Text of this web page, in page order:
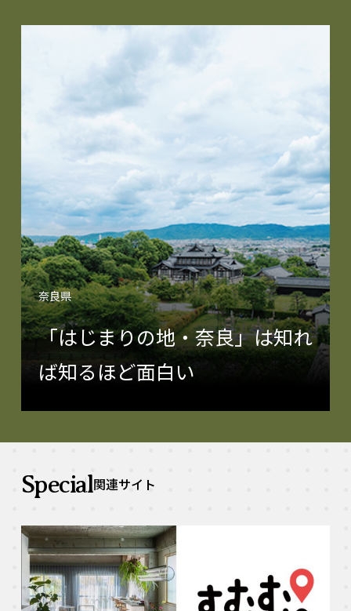
奈良県
「はじまりの地・奈良」は知れ
ば知るほど面白い
Special関連サイト